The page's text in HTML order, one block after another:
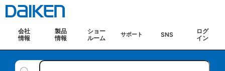
会社
情報
製品
情報
ショー
ルーム
サポート SNS
ログ
イン